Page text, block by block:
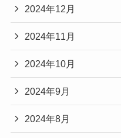
2024年12月
2024年11月
2024年10月
2024年9月
2024年8月